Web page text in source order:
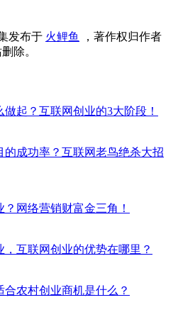
发布于 火鲤鱼
，著作权归作者
除。
起？互联网创业的3大阶段！
成功率？互联网老鸟绝杀大招
网络营销财富金三角！
互联网创业的优势在哪里？
农村创业商机是什么？